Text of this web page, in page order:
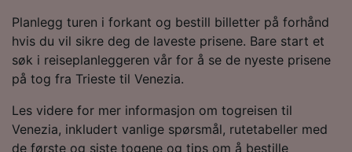
Planlegg turen i forkant og bestill billetter på forhånd
hvis du vil sikre deg de laveste prisene. Bare start et
søk i reiseplanleggeren vår for å se de nyeste prisene
på tog fra Trieste til Venezia.
Les videre for mer informasjon om togreisen til
Venezia, inkludert vanlige spørsmål, rutetabeller med
de første og siste togene og tips om å bestille